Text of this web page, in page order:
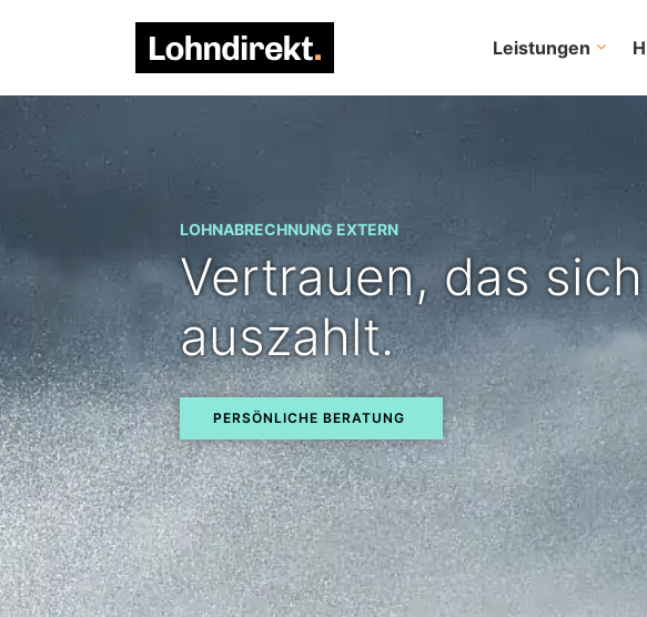
Leistungen
LOHN­AB­RECH­NUNG EXTERN
Ver­trauen, das sich
aus­zahlt.
PERSÖN­LICHE BE­RATUNG